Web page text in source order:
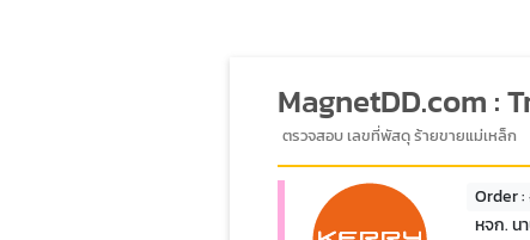
MagnetDD.com :
ตรวจสอบ เลขที่พัสดุ ร้ายขายแม่เหล็ก
Order :
หจก. น